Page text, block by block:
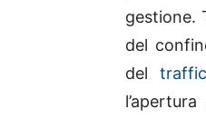
gestione.
del
del